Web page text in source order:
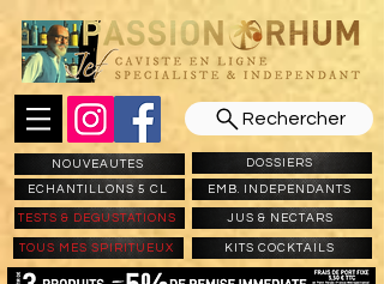
Rechercher
NOUVEAUTES
ECHANTILLONS 5 CL
DOSSIERS
EMB. INDEPENDANTS
TESTS & DEGUSTATIONS JUS & NECTARS
TOUS MES SPIRITUEUX KITS COCKTAILS